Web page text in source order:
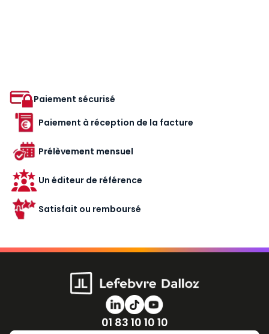
Paiement sécurisé
Paiement à réception de la facture
Prélèvement mensuel
Un éditeur de référence
Satisfait ou remboursé
Numéro de téléphone
01 83 10 10 10